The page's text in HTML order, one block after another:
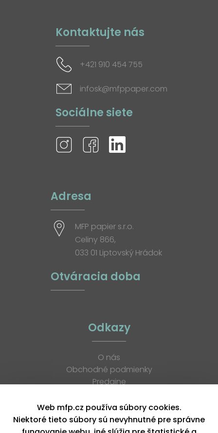
Kontaktujte nás
+421 910 454 755
infosk@mfppaper.com
Sociálne siete
Adresa
MFP papier s.r.o.
Celiny 866,
033 01 Liptovský Hrádok
Otváracia doba
Odkazy
O nás
Obchodné podmienky
Predajne
K stiahnutiu
Blog
Kontakt
Web mfp.cz používa súbory cookies.
Niektoré tieto súbory sú nevyhnutné pre správne